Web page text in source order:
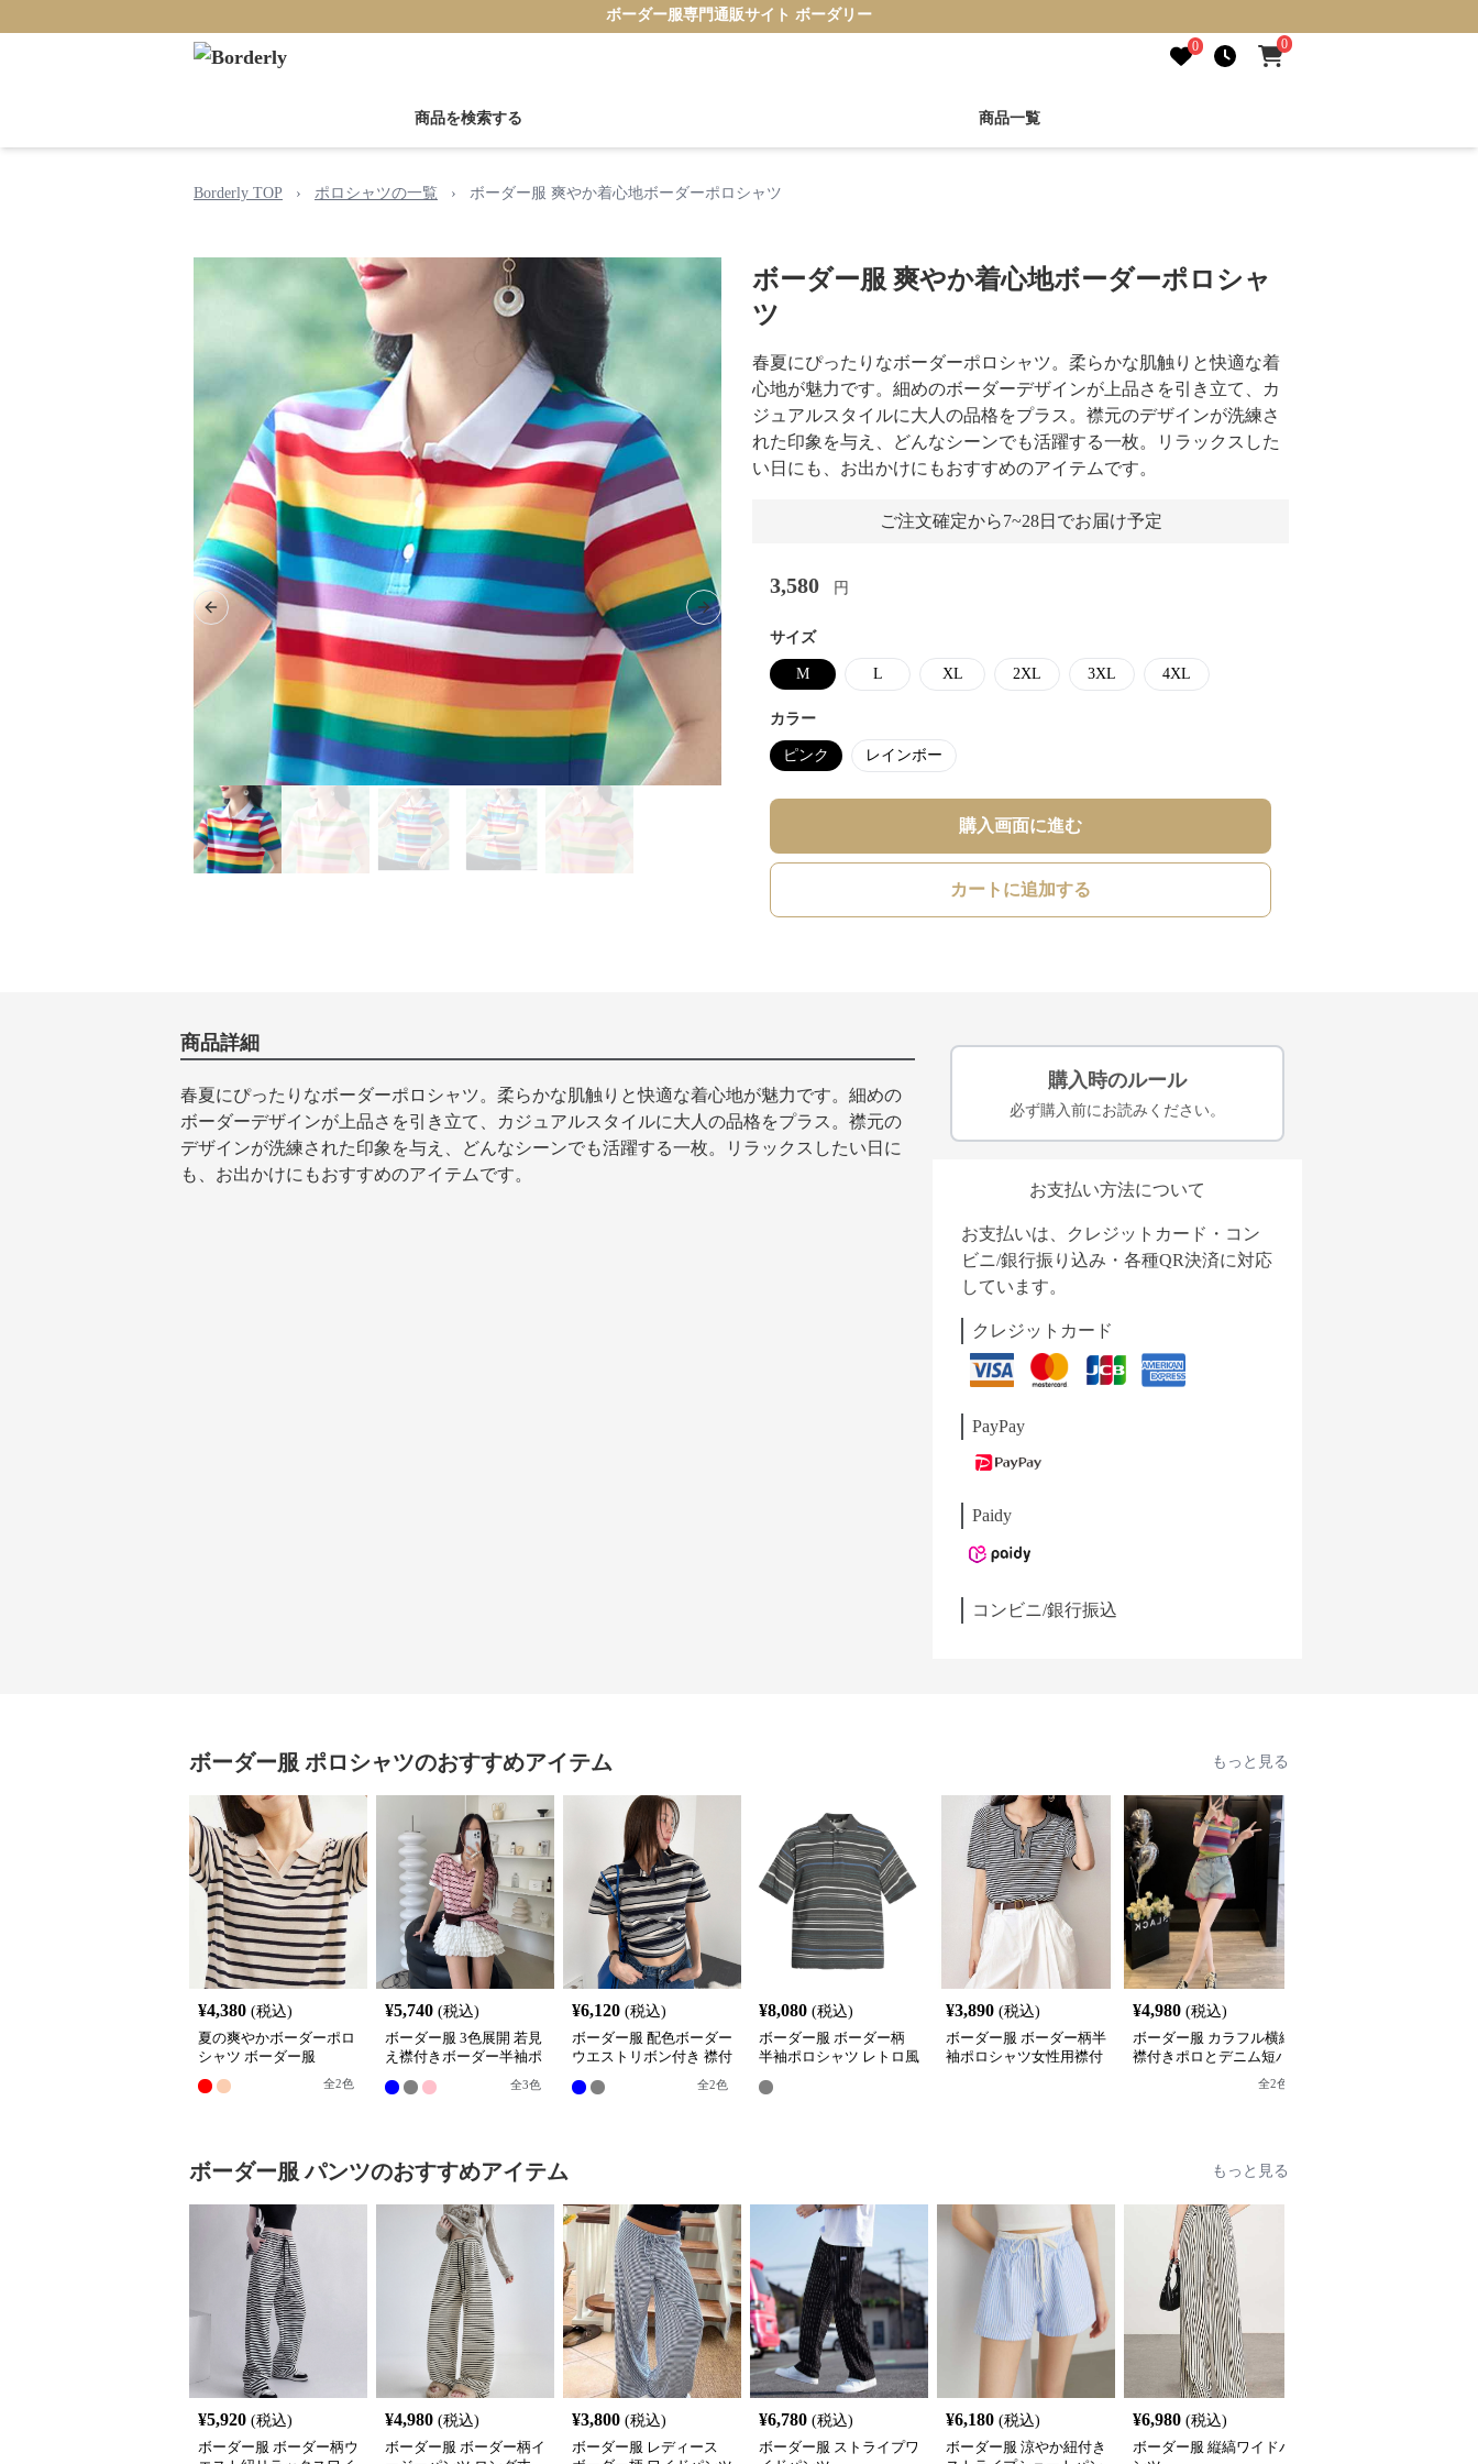
ボーダー服専門通販サイト ボーダリー
0 0
商品を検索する 商品一覧
Borderly TOP › ポロシャツの一覧 › ボーダー服 爽やか着心地ボーダーポロシャツ
Previous slide Next slide
ボーダー服 爽やか着心地ボーダーポロシャ
ツ
春夏にぴったりなボーダーポロシャツ。柔らかな肌触りと快適な着
心地が魅力です。細めのボーダーデザインが上品さを引き立て、カ
ジュアルスタイルに大人の品格をプラス。襟元のデザインが洗練さ
れた印象を与え、どんなシーンでも活躍する一枚。リラックスした
い日にも、お出かけにもおすすめのアイテムです。
ご注文確定から7~28日でお届け予定
3,580 円
サイズ
M L XL 2XL 3XL 4XL
カラー
ピンク レインボー
購入画面に進む
カートに追加する
商品詳細
春夏にぴったりなボーダーポロシャツ。柔らかな肌触りと快適な着心地が魅力です。細めの
ボーダーデザインが上品さを引き立て、カジュアルスタイルに大人の品格をプラス。襟元の
デザインが洗練された印象を与え、どんなシーンでも活躍する一枚。リラックスしたい日に
も、お出かけにもおすすめのアイテムです。
購入時のルール
必ず購入前にお読みください。
お支払い方法について
お支払いは、クレジットカード・コン
ビニ/銀行振り込み・各種QR決済に対応
しています。
クレジットカード
PayPay
Paidy
コンビニ/銀行振込
ボーダー服 ポロシャツのおすすめアイテム もっと見る
¥4,380 (税込)
夏の爽やかボーダーポロ
シャツ ボーダー服
全2色
¥5,740 (税込)
ボーダー服 3色展開 若見
え襟付きボーダー半袖ポ
全3色
¥6,120 (税込)
ボーダー服 配色ボーダー
ウエストリボン付き 襟付
全2色
¥8,080 (税込)
ボーダー服 ボーダー柄
半袖ポロシャツ レトロ風
¥3,890 (税込)
ボーダー服 ボーダー柄半
袖ポロシャツ女性用襟付
¥4,980 (税込)
ボーダー服 カラフル横縞
襟付きポロとデニム短パ
全2色
ボーダー服 パンツのおすすめアイテム もっと見る
¥5,920 (税込)
ボーダー服 ボーダー柄ウ
¥4,980 (税込)
ボーダー服 ボーダー柄イ
¥3,800 (税込)
ボーダー服 レディース
¥6,780 (税込)
ボーダー服 ストライプワ
¥6,180 (税込)
ボーダー服 涼やか紐付き
¥6,980 (税込)
ボーダー服 縦縞ワイドパ